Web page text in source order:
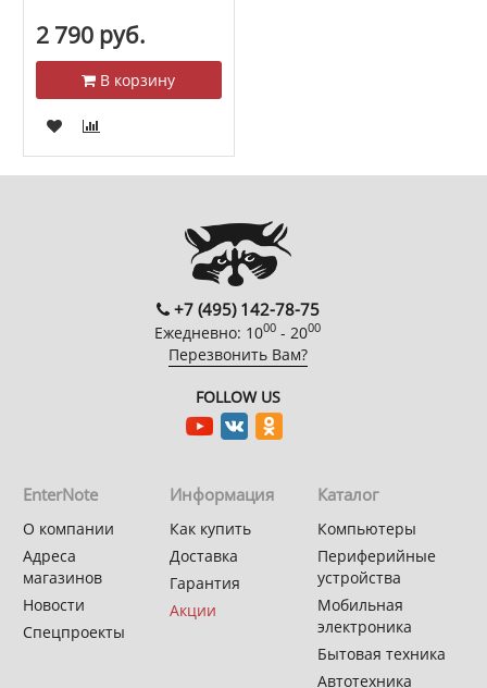
2 790 руб.
В корзину
+7 (495) 142-78-75
Ежедневно: 1000 - 2000
Перезвонить Вам?
FOLLOW US
EnterNote
О компании
Адреса
магазинов
Новости
Спецпроекты
Информация
Как купить
Доставка
Гарантия
Акции
Каталог
Компьютеры
Периферийные
устройства
Мобильная
электроника
Бытовая техника
Автотехника